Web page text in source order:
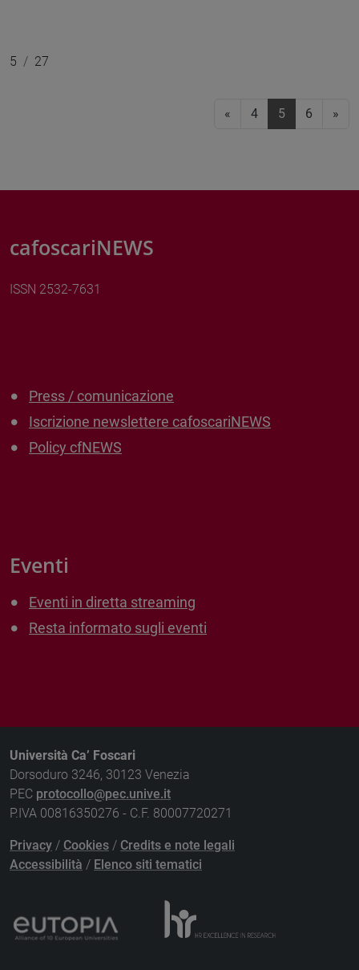
5 27
« 4 5 (current)
6 »
cafoscariNEWS
ISSN 2532-7631
Press / comunicazione
Iscrizione newslettere cafoscariNEWS
Policy cfNEWS
Eventi
Eventi in diretta streaming
Resta informato sugli eventi
Università Ca’ Foscari
Dorsoduro 3246, 30123 Venezia
PEC protocollo@pec.unive.it
P.IVA 00816350276 - C.F. 80007720271
Privacy / Cookies / Credits e note legali
Accessibilità / Elenco siti tematici